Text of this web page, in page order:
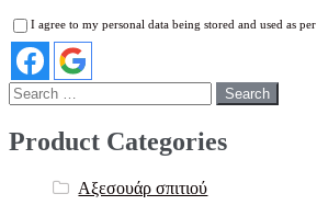
I agree to my personal data being stored and used as per
Search
for:
Product Categories
Αξεσουάρ σπιτιού